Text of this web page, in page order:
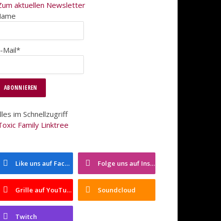
aktuellen Newsletter
Mail*
im Schnellzugriff
Family Linktree
Like uns auf Facebook Folge uns auf Instagram
Grille auf YouTube Soundcloud
Twitch